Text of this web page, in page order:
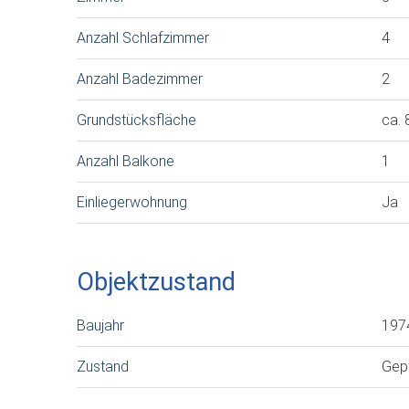
Anzahl Schlafzimmer 4
Anzahl Badezimmer 2
Grundstücksfläche ca.
Anzahl Balkone 1
Einliegerwohnung Ja
Objektzustand
Baujahr
Zustand